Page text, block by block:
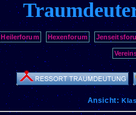
Heilerforum Hexenforum
Ansicht: